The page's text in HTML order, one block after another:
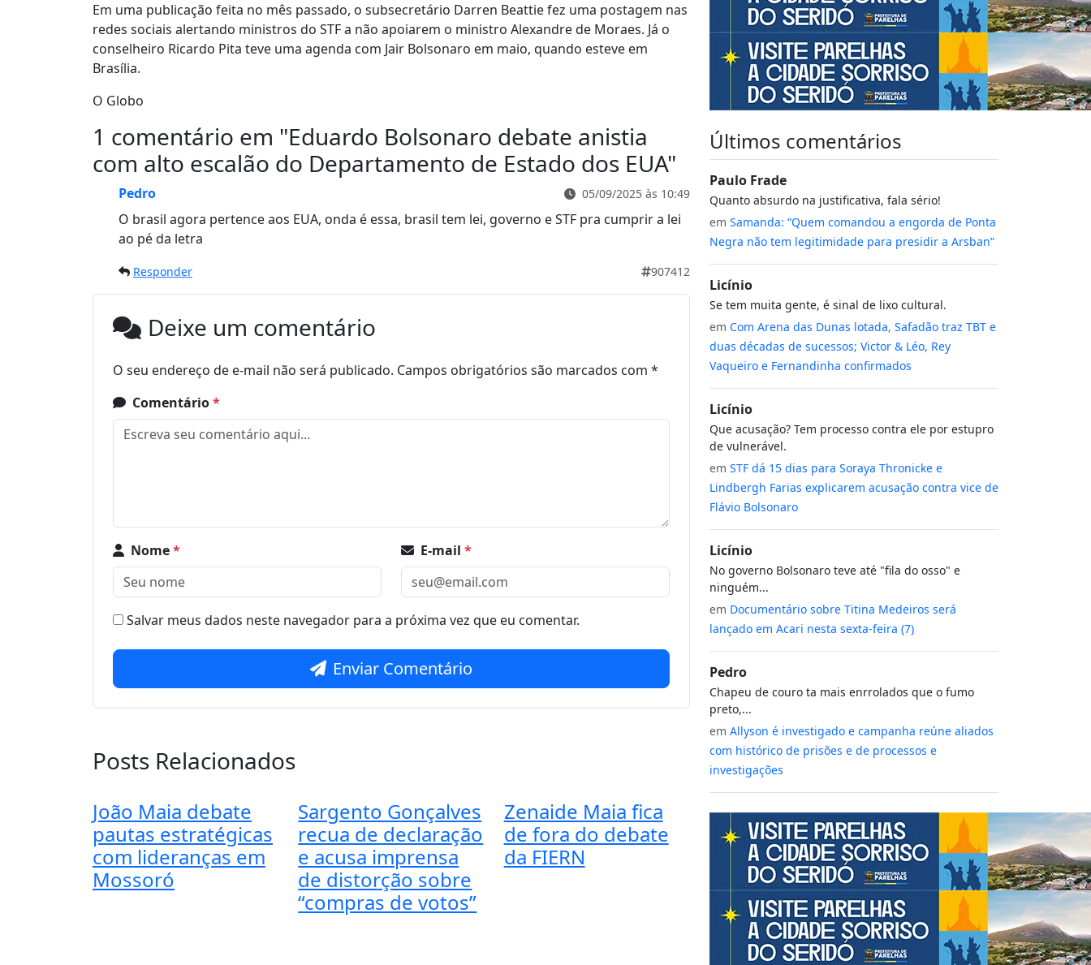
Em uma publicação feita no mês passado, o subsecretário Darren Beattie fez uma postagem nas
redes sociais alertando ministros do STF a não apoiarem o ministro Alexandre de Moraes. Já o
conselheiro Ricardo Pita teve uma agenda com Jair Bolsonaro em maio, quando esteve em
Brasília.
O Globo
1 comentário em "Eduardo Bolsonaro debate anistia
com alto escalão do Departamento de Estado dos EUA"
Pedro 05/09/2025 às 10:49
O brasil agora pertence aos EUA, onda é essa, brasil tem lei, governo e STF pra cumprir a lei
ao pé da letra
Responder 907412
Deixe um comentário
O seu endereço de e-mail não será publicado. Campos obrigatórios são marcados com *
Comentário*
Nome* E-mail *
Salvar meus dados neste navegador para a próxima vez que eu comentar.
Enviar Comentário
Posts Relacionados
João Maia debate
pautas estratégicas
com lideranças em
Mossoró
Sargento Gonçalves
recua de declaração
e acusa imprensa
de distorção sobre
“compras de votos”
Zenaide Maia fica
de fora do debate
da FIERN
Últimos comentários
Paulo Frade
Quanto absurdo na justificativa, fala sério!
em Samanda: “Quem comandou a engorda de Ponta
Negra não tem legitimidade para presidir a Arsban”
Licínio
Se tem muita gente, é sinal de lixo cultural.
em Com Arena das Dunas lotada, Safadão traz TBT e
duas décadas de sucessos; Victor & Léo, Rey
Vaqueiro e Fernandinha confirmados
Licínio
Que acusação? Tem processo contra ele por estupro
de vulnerável.
em STF dá 15 dias para Soraya Thronicke e
Lindbergh Farias explicarem acusação contra vice de
Flávio Bolsonaro
Licínio
No governo Bolsonaro teve até "fila do osso" e
ninguém...
em Documentário sobre Titina Medeiros será
lançado em Acari nesta sexta-feira (7)
Pedro
Chapeu de couro ta mais enrrolados que o fumo
preto,...
em Allyson é investigado e campanha reúne aliados
com histórico de prisões e de processos e
investigações